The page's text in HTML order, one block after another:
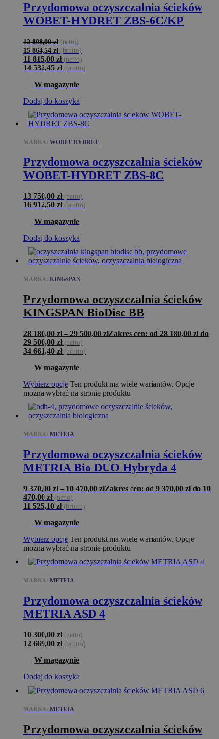
Przydomowa oczyszczalnia ścieków
WOBET-HYDRET ZBS-6C/KP
12 898,00zł (netto)
15 864,54zł (brutto)
11 815,00 zł (netto)
14 532,45 zł (brutto)
W magazynie
Dodaj do koszyka
MARKA: WOBET-HYDRET
Przydomowa oczyszczalnia ścieków
WOBET-HYDRET ZBS-8C
13 750,00 zł (netto)
16 912,50 zł (brutto)
W magazynie
Dodaj do koszyka
MARKA: KINGSPAN
Przydomowa oczyszczalnia ścieków
KINGSPAN BioDisc BB
28 180,00 zł – 29 500,00 złZakres cen: od 28 180,00 zł do
29 500,00 zł (netto)
34 661,40 zł (brutto)
W magazynie
Wybierz opcje Ten produkt ma wiele wariantów. Opcje
można wybrać na stronie produktu
MARKA: METRIA
Przydomowa oczyszczalnia ścieków
METRIA Bio DUO Hybryda 4
9 370,00 zł – 10 470,00 złZakres cen: od 9 370,00 zł do 10
470,00 zł (netto)
11 525,10 zł (brutto)
W magazynie
Wybierz opcje Ten produkt ma wiele wariantów. Opcje
można wybrać na stronie produktu
MARKA: METRIA
Przydomowa oczyszczalnia ścieków
METRIA ASD 4
10 300,00 zł (netto)
12 669,00 zł (brutto)
W magazynie
Dodaj do koszyka
MARKA: METRIA
Przydomowa oczyszczalnia ścieków